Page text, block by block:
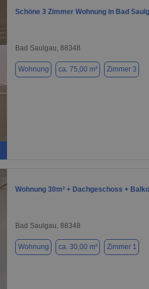
Schöne 3 Zimmer Wohnung in Bad
Bad Saulgau, 88348
Wohnung ca. 75,00 m² Zimmer 3
Wohnung 30m² + Dachgeschoss +
Bad Saulgau, 88348
Wohnung ca. 30,00 m² Zimmer 1